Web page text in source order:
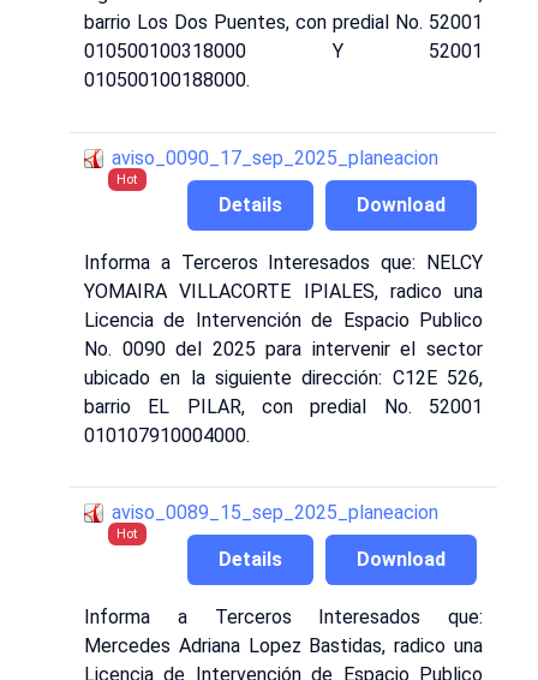
barrio Los Dos Puentes, con predial No. 52001
010500100318000 Y 52001
010500100188000.
aviso_0090_17_sep_2025_planeacion
Hot
Download
Details
Informa a Terceros Interesados que: NELCY
YOMAIRA VILLACORTE IPIALES, radico una
Licencia de Intervención de Espacio Publico
No. 0090 del 2025 para intervenir el sector
ubicado en la siguiente dirección: C12E 526,
barrio EL PILAR, con predial No. 52001
010107910004000.
aviso_0089_15_sep_2025_planeacion
Hot
Download
Details
Informa a Terceros Interesados que:
Mercedes Adriana Lopez Bastidas, radico una
Licencia de Intervención de Espacio Publico